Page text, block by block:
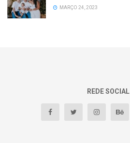
MARÇO 24, 2023
REDE SOCIAL